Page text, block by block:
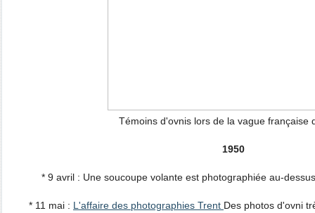
Témoins d'ovnis lors de la vague française
1950
* 9 avril : Une soucoupe volante est photographiée au-
* 11 mai : L'affaire des photographies Trent Des photos d'ovni